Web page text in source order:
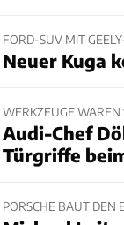
FORD-SUV MIT
Neuer Kuga
WERKZEUGE WAREN
Audi-Chef
Türgriffe
PORSCHE BAUT DEN